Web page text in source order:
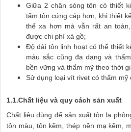
Giữa 2 chân sóng tôn có thiết
tấm tôn cứng cáp hơn, khi thiết
thể xa hơn mà vẫn rất an
được chi phí xà gồ;
Độ dài tôn linh hoạt có thể thiết
màu sắc cũng đa dạng và
bền vững và thẩm mỹ theo thời
Sử dụng loại vít rivet có thẩm mỹ
1.1.Chất liệu và quy cách sản xuất
Chất liệu dùng để sản xuất tôn la
tôn màu, tôn kẽm, thép nền mạ kẽm,